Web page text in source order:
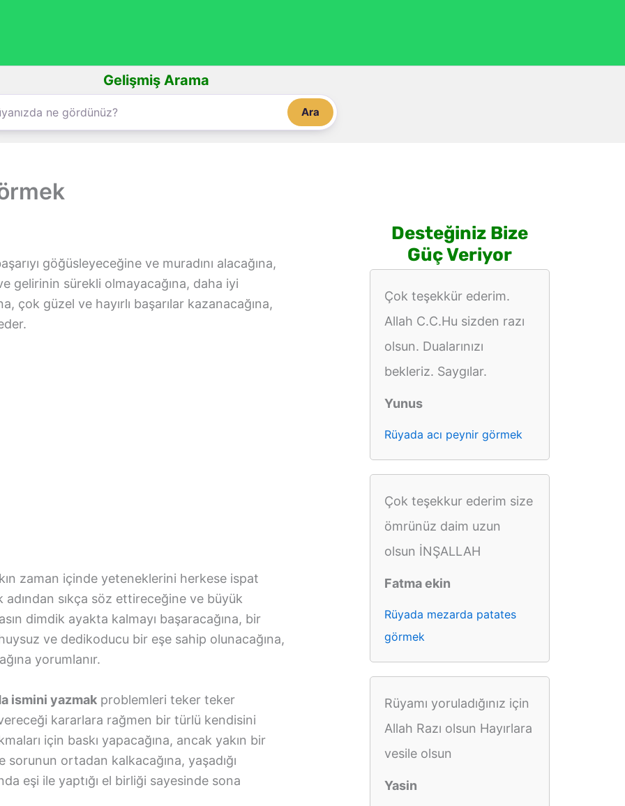
Gelişmiş Arama
Ara
göğüsleyeceğine ve muradını alacağına,
gelirinin sürekli olmayacağına, daha iyi
çok güzel ve hayırlı başarılar kazanacağına,
zaman içinde yeteneklerini herkese ispat
sıkça söz ettireceğine ve büyük
dimdik ayakta kalmayı başaracağına, bir
ve dedikoducu bir eşe sahip olunacağına,
yorumlanır.
ismini yazmak problemleri teker teker
kararlara rağmen bir türlü kendisini
için baskı yapacağına, ancak yakın bir
sorunun ortadan kalkacağına, yaşadığı
eşi ile yaptığı el birliği sayesinde sona
Desteğiniz Bize
Güç Veriyor
Çok teşekkür ederim.
Allah C.C.Hu sizden razı
olsun. Dualarınızı
bekleriz. Saygılar.
Yunus
Rüyada acı peynir görmek
Çok teşekkur ederim size
ömrünüz daim uzun
olsun İNŞALLAH
Fatma ekin
Rüyada mezarda patates
görmek
Rüyamı yoruladığınız için
Allah Razı olsun Hayırlara
vesile olsun
Yasin